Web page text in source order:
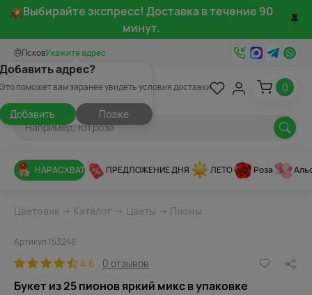
Выбирайте экспресс! Доставка в течение 90
минут.
ПсковУкажите адрес
адрес?
поможет вам заранее увидеть условия доставки
Добавить Позже
0
НАРАСХВАТ ПРЕДЛОЖЕНИЕ ДНЯ ЛЕТО Роза
Цветовик → Каталог → Цветы → Пионы
Артикул 153246
4.6 0 отзывов
Букет из 25 пионов яркий микс в упаковке